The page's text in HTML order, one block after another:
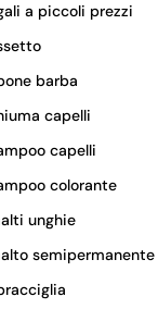
a piccoli prezzi
barba
capelli
capelli
colorante
unghie
semipermanente